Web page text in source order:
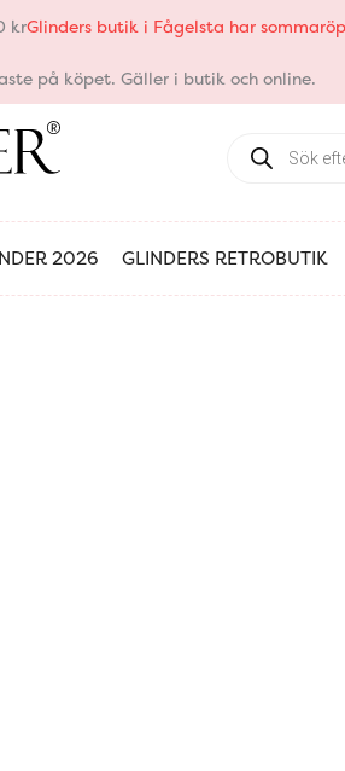
krGlinders butik i Fågelsta har
på köpet. Gäller i butik och online.
search
2026 GLINDERS RETROBUTIK